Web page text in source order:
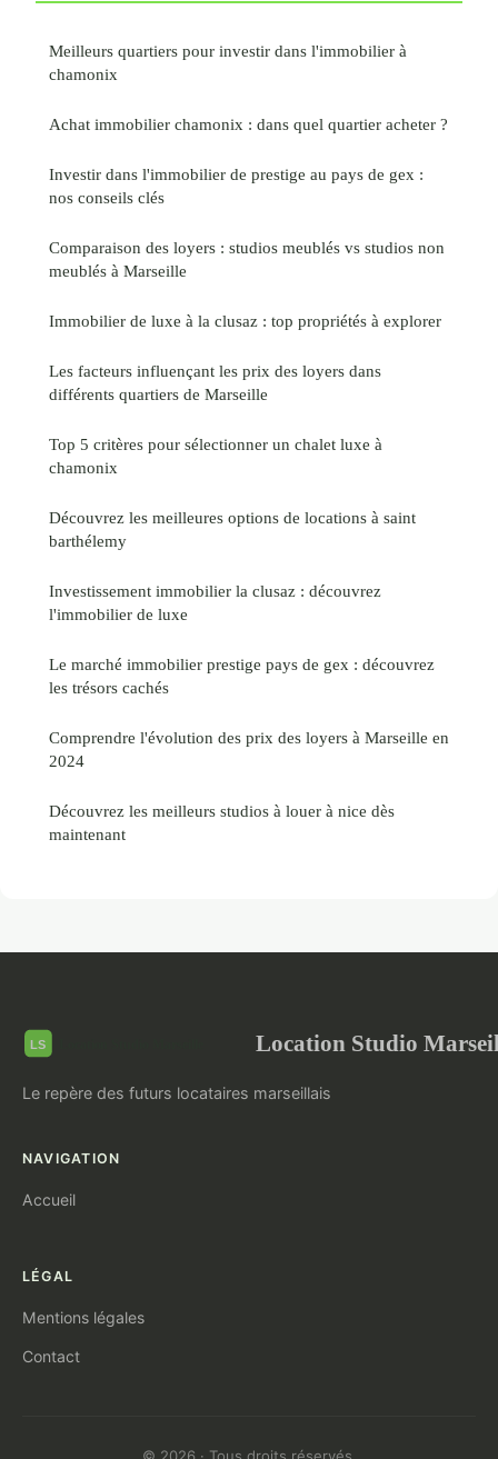
Meilleurs quartiers pour investir dans l'immobilier à
chamonix
Achat immobilier chamonix : dans quel quartier acheter ?
Investir dans l'immobilier de prestige au pays de gex :
nos conseils clés
Comparaison des loyers : studios meublés vs studios non
meublés à Marseille
Immobilier de luxe à la clusaz : top propriétés à explorer
Les facteurs influençant les prix des loyers dans
différents quartiers de Marseille
Top 5 critères pour sélectionner un chalet luxe à
chamonix
Découvrez les meilleures options de locations à saint
barthélemy
Investissement immobilier la clusaz : découvrez
l'immobilier de luxe
Le marché immobilier prestige pays de gex : découvrez
les trésors cachés
Comprendre l'évolution des prix des loyers à Marseille en
2024
Découvrez les meilleurs studios à louer à nice dès
maintenant
Location Studio
Le repère des futurs locataires marseillais
NAVIGATION
Accueil
LÉGAL
Mentions légales
Contact